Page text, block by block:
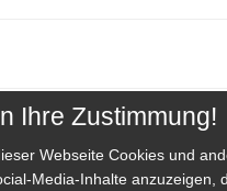
Ihre Zustimmung!
Webseite Cookies und
Media-Inhalte anzuzeigen,